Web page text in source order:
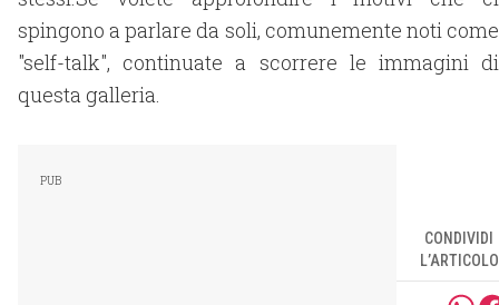
spingono a parlare da soli, comunemente noti come
"self-talk", continuate a scorrere le immagini di
questa galleria.
CONDIVIDI
L’ARTICOLO